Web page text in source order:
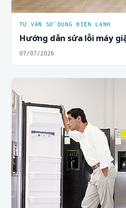
TƯ VẤN SỬ DỤNG ĐIỆN LẠNH
Hướng dẫn sửa lỗi máy
07/07/2026